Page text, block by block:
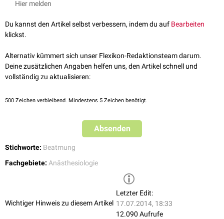
andere Art von Wulst, das Prinzip ist jedoch das gleiche.
Griffsfixiert. Es gibt Masken in verschiedenen Grössen und Formen als
Einweg- oder Mehrwegversion.
Hier melden
Du kannst den Artikel selbst verbessern, indem du auf Bearbeiten
klickst.
Alternativ kümmert sich unser Flexikon-Redaktionsteam darum.
Deine zusätzlichen Angaben helfen uns, den Artikel schnell und
vollständig zu aktualisieren:
500 Zeichen verbleibend. Mindestens 5 Zeichen benötigt.
Absenden
Stichworte: Beatmung
Fachgebiete: Anästhesiologie
Wichtiger Hinweis zu diesem Artikel
Letzter Edit:
17.07.2014, 18:33
12.090 Aufrufe